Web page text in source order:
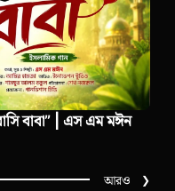
বাবা” | এস এম মঈন
আরও ❯